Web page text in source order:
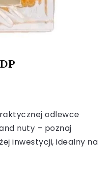
odlewce
nuty – poznaj
inwestycji, idealny na